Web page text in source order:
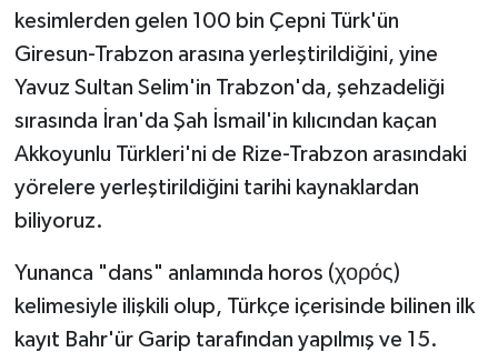
kesimlerden gelen 100 bin Çepni Türk'ün
Giresun-Trabzon arasına yerleştirildiğini, yine
Yavuz Sultan Selim'in Trabzon'da, şehzadeliği
sırasında İran'da Şah İsmail'in kılıcından kaçan
Akkoyunlu Türkleri'ni de Rize-Trabzon arasındaki
yörelere yerleştirildiğini tarihi kaynaklardan
biliyoruz.
Yunanca "dans" anlamında horos (χορός)
kelimesiyle ilişkili olup, Türkçe içerisinde bilinen ilk
kayıt Bahr'ür Garip tarafından yapılmış ve 15.